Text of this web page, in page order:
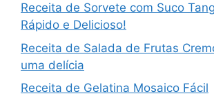
Receita de Sorvete com Suco
Rápido e Delicioso!
Receita de Salada de Frutas
uma delícia
Receita de Gelatina Mosaico Fácil